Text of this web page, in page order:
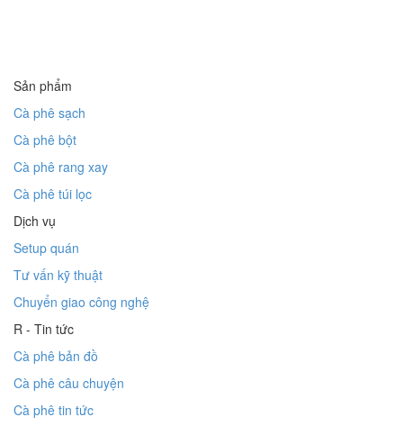
Sản phẩm
Cà phê sạch
Cà phê bột
Cà phê rang xay
Cà phê túi lọc
Dịch vụ
Setup quán
Tư vấn kỹ thuật
Chuyển giao công nghệ
R - Tin tức
Cà phê bản đồ
Cà phê câu chuyện
Cà phê tin tức